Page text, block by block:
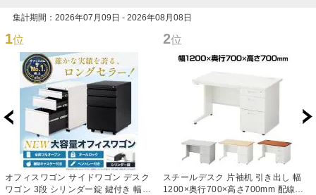
集計期間：2026年07月09日 - 2026年08月08日
1位
オフィスワゴン サイドワゴン デスク
ワゴン 3段 シリンダー錠 鍵付き 幅
2位
スチールデスク 片袖机 引き出し 幅
1200×奥行700×高さ700mm 配線穴